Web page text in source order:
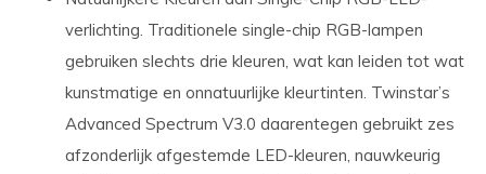
verlichting. Traditionele single-chip RGB-lampen
gebruiken slechts drie kleuren, wat kan leiden tot wat
kunstmatige en onnatuurlijke kleurtinten. Twinstar’s
Advanced Spectrum V3.0 daarentegen gebruikt zes
afzonderlijk afgestemde LED-kleuren, nauwkeurig